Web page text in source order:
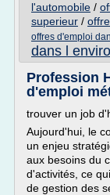
l'automobile /
superieur /
offres d'emploi
dans l
Profession
d'emploi
trouver un job
Aujourd'hui, le
un enjeu
aux besoins du
d'activités, ce
de gestion des